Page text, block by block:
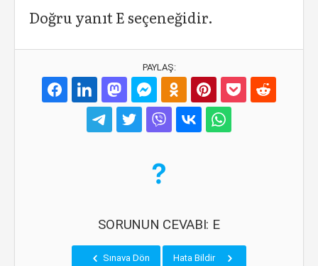
Doğru yanıt E seçeneğidir.
PAYLAŞ:
SORUNUN CEVABI: E
Sınava Dön Hata Bildir